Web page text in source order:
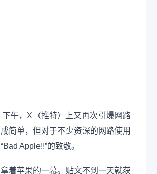
午，X（推特）上又再次引爆网路
简单，但对于不少资深的网路使用
Apple!!”的致敬。
苹果的一幕。贴文不到一天就获